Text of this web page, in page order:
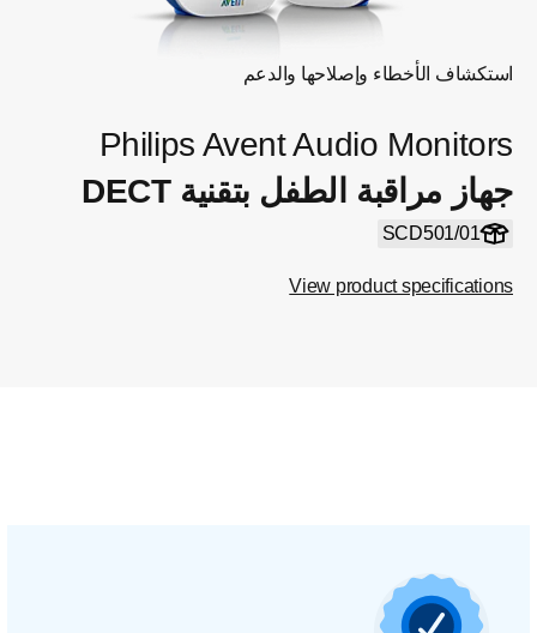
استكشاف الأخطاء وإصلاحها والدعم
Philips Avent Audio Monitors
جهاز مراقبة الطفل بتقنية DECT
SCD501/01
View product specifications